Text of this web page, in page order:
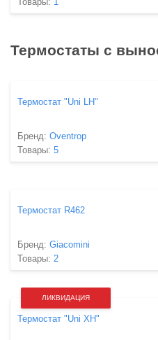
Термостаты с
Термостат "Uni LH"
Бренд: Oventrop
Товары: 5
Термостат R462
Бренд: Giacomini
Товары: 2
ЛИКВИДАЦИЯ
Термостат "Uni XH"